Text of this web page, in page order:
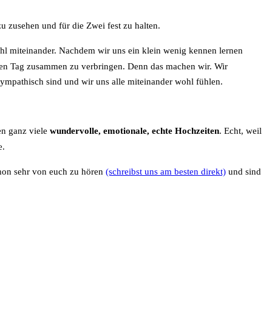
zusehen und für die Zwei fest zu halten.
miteinander. Nachdem wir uns ein klein wenig kennen lernen
Tag zusammen zu verbringen. Denn das machen wir. Wir
sind und wir uns alle miteinander wohl fühlen.
ganz viele wundervolle, emotionale, echte Hochzeiten. Echt, weil
sehr von euch zu hören (schreibst uns am besten direkt) und sind